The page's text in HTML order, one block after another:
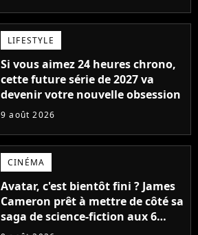
LIFESTYLE
Si vous aimez 24 heures chrono,
cette future série de 2027 va
devenir votre nouvelle obsession
9 août 2026
CINÉMA
Avatar, c'est bientôt fini ? James
Cameron prêt à mettre de côté sa
saga de science-fiction aux 6
milliards de recettes